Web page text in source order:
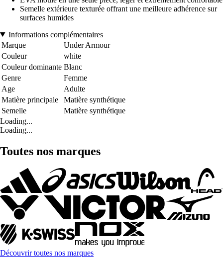
Semelle extérieure texturée offrant une meilleure adhérence sur
surfaces humides
Informations complémentaires
Marque
Under Armour
Couleur
white
Couleur dominante Blanc
Genre
Femme
Age
Adulte
Matière principale
Matière synthétique
Semelle
Matière synthétique
Loading...
Loading...
Toutes nos marques
Découvrir toutes nos marques